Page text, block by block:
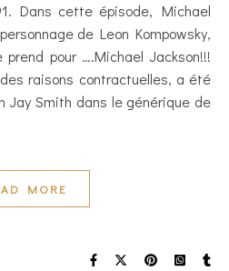
Dans cette épisode, Michael
de Leon Kompowsky,
pour ….Michael Jackson!!!
raisons contractuelles, a été
Jay Smith dans le générique de
MORE